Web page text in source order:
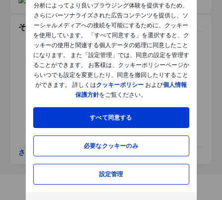
分析によってより良いブラウジング体験を提供するため、
さらにパーソナライズされた広告コンテンツを提供し、ソ
ーシャルメディアへの接続を可能にするために、クッキー
を使用しています。 「すべて同意する」を選択すると、ク
ッキーの使用と関連する個人データの処理に同意したこと
になります。 また「設定管理」では、同意の設定を管理す
ることができます。 お客様は、クッキーポリシーページか
らいつでも設定を変更したり、同意を撤回したりすること
ができます。 詳しくはクッキーポリシー および個人情報
保護方針をご覧ください。
すべて同意する
必要なクッキーのみ
設定管理
その他関連銘柄
本銘柄では情報はご参照いただ
けません。ページを更新する
か、時間をおいて再度お試しく
さらに表示